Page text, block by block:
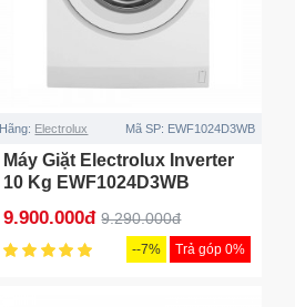
Hãng: Electrolux Mã SP: EWF1024D3WB
Máy Giặt Electrolux Inverter
10 Kg EWF1024D3WB
9.900.000đ 9.290.000đ
--7% Trả góp 0%